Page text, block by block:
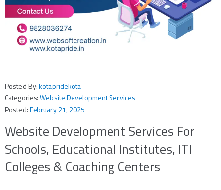
Posted By:kotapridekota
Categories:Website Development Services
Posted:February 21, 2025
Website Development Services For
Schools, Educational Institutes, ITI
Colleges & Coaching Centers